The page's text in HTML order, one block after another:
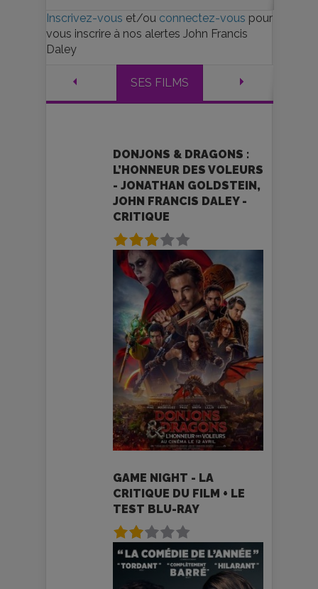
Inscrivez-vous et/ou connectez-vous pour
vous inscrire à nos alertes John Francis
Daley
SES FILMS
DONJONS & DRAGONS :
L’HONNEUR DES VOLEURS
- JONATHAN GOLDSTEIN,
JOHN FRANCIS DALEY -
CRITIQUE
GAME NIGHT - LA
CRITIQUE DU FILM + LE
TEST BLU-RAY